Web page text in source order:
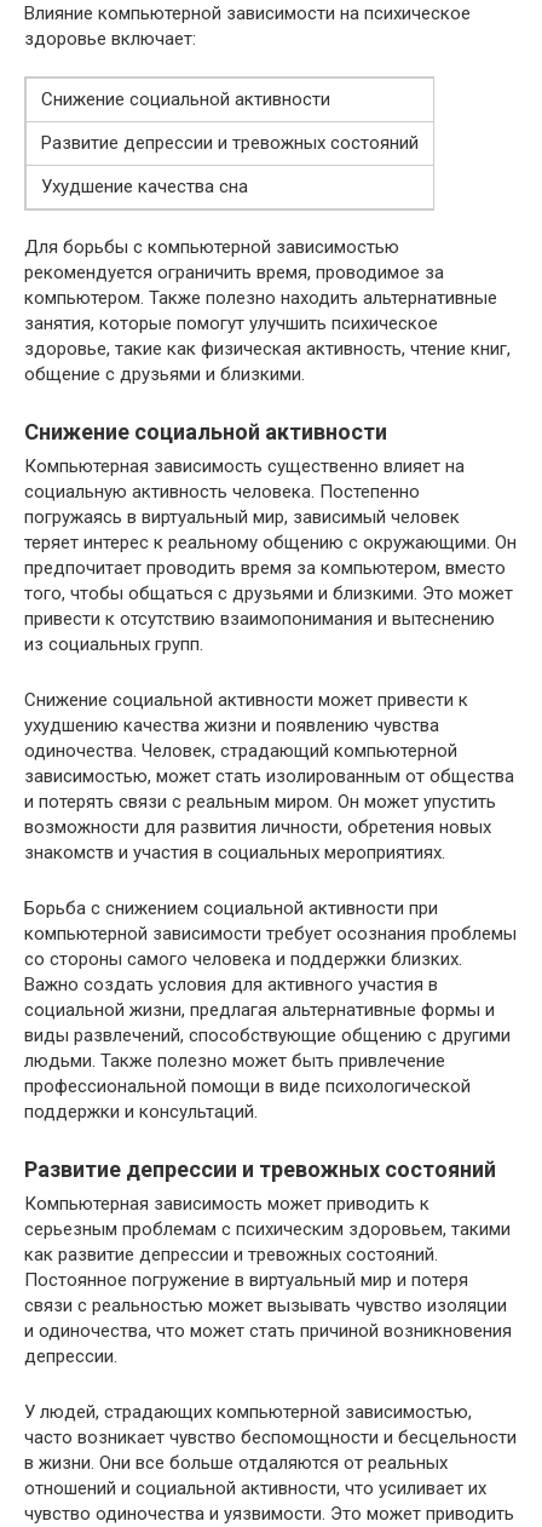
Влияние компьютерной зависимости на психическое
здоровье включает:
Снижение социальной активности
Развитие депрессии и тревожных состояний
Ухудшение качества сна
Для борьбы с компьютерной зависимостью
рекомендуется ограничить время, проводимое за
компьютером. Также полезно находить альтернативные
занятия, которые помогут улучшить психическое
здоровье, такие как физическая активность, чтение книг,
общение с друзьями и близкими.
Снижение социальной активности
Компьютерная зависимость существенно влияет на
социальную активность человека. Постепенно
погружаясь в виртуальный мир, зависимый человек
теряет интерес к реальному общению с окружающими. Он
предпочитает проводить время за компьютером, вместо
того, чтобы общаться с друзьями и близкими. Это может
привести к отсутствию взаимопонимания и вытеснению
из социальных групп.
Снижение социальной активности может привести к
ухудшению качества жизни и появлению чувства
одиночества. Человек, страдающий компьютерной
зависимостью, может стать изолированным от общества
и потерять связи с реальным миром. Он может упустить
возможности для развития личности, обретения новых
знакомств и участия в социальных мероприятиях.
Борьба с снижением социальной активности при
компьютерной зависимости требует осознания проблемы
со стороны самого человека и поддержки близких.
Важно создать условия для активного участия в
социальной жизни, предлагая альтернативные формы и
виды развлечений, способствующие общению с другими
людьми. Также полезно может быть привлечение
профессиональной помощи в виде психологической
поддержки и консультаций.
Развитие депрессии и тревожных состояний
Компьютерная зависимость может приводить к
серьезным проблемам с психическим здоровьем, такими
как развитие депрессии и тревожных состояний.
Постоянное погружение в виртуальный мир и потеря
связи с реальностью может вызывать чувство изоляции
и одиночества, что может стать причиной возникновения
депрессии.
У людей, страдающих компьютерной зависимостью,
часто возникает чувство беспомощности и бесцельности
в жизни. Они все больше отдаляются от реальных
отношений и социальной активности, что усиливает их
чувство одиночества и уязвимости. Это может приводить